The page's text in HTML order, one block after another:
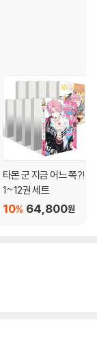
타몬 군 지금 어느 쪽?!
1~12권 세트
64,800원
10%